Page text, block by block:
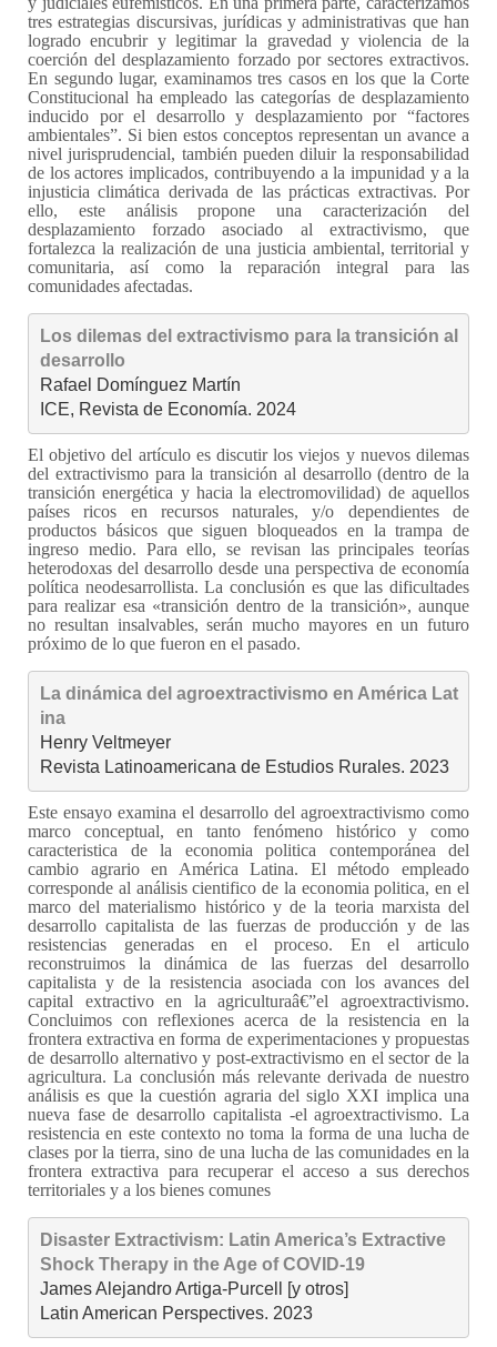
tres estrategias discursivas, jurídicas y administrativas que han
logrado encubrir y legitimar la gravedad y violencia de la
coerción del desplazamiento forzado por sectores extractivos.
En segundo lugar, examinamos tres casos en los que la Corte
Constitucional ha empleado las categorías de desplazamiento
inducido por el desarrollo y desplazamiento por “factores
ambientales”. Si bien estos conceptos representan un avance a
nivel jurisprudencial, también pueden diluir la responsabilidad
de los actores implicados, contribuyendo a la impunidad y a la
injusticia climática derivada de las prácticas extractivas. Por
ello, este análisis propone una caracterización del
desplazamiento forzado asociado al extractivismo, que
fortalezca la realización de una justicia ambiental, territorial y
comunitaria, así como la reparación integral para las
comunidades afectadas.
Los dilemas del extractivismo para la transición al
desarrollo
Rafael Domínguez Martín
ICE, Revista de Economía. 2024
El objetivo del artículo es discutir los viejos y nuevos dilemas
del extractivismo para la transición al desarrollo (dentro de la
transición energética y hacia la electromovilidad) de aquellos
países ricos en recursos naturales, y/o dependientes de
productos básicos que siguen bloqueados en la trampa de
ingreso medio. Para ello, se revisan las principales teorías
heterodoxas del desarrollo desde una perspectiva de economía
política neodesarrollista. La conclusión es que las dificultades
para realizar esa «transición dentro de la transición», aunque
no resultan insalvables, serán mucho mayores en un futuro
próximo de lo que fueron en el pasado.
La dinámica del agroextractivismo en América Lat
ina
Henry Veltmeyer
Revista Latinoamericana de Estudios Rurales. 2023
Este ensayo examina el desarrollo del agroextractivismo como
marco conceptual, en tanto fenómeno histórico y como
caracteristica de la economia politica contemporánea del
cambio agrario en América Latina. El método empleado
corresponde al análisis cientifico de la economia politica, en el
marco del materialismo histórico y de la teoria marxista del
desarrollo capitalista de las fuerzas de producción y de las
resistencias generadas en el proceso. En el articulo
reconstruimos la dinámica de las fuerzas del desarrollo
capitalista y de la resistencia asociada con los avances del
capital extractivo en la agriculturaâ€”el agroextractivismo.
Concluimos con reflexiones acerca de la resistencia en la
frontera extractiva en forma de experimentaciones y propuestas
de desarrollo alternativo y post-extractivismo en el sector de la
agricultura. La conclusión más relevante derivada de nuestro
análisis es que la cuestión agraria del siglo XXI implica una
nueva fase de desarrollo capitalista -el agroextractivismo. La
resistencia en este contexto no toma la forma de una lucha de
clases por la tierra, sino de una lucha de las comunidades en la
frontera extractiva para recuperar el acceso a sus derechos
territoriales y a los bienes comunes
Disaster Extractivism: Latin America’s Extractive
Shock Therapy in the Age of COVID-19
James Alejandro Artiga-Purcell [y otros]
Latin American Perspectives. 2023